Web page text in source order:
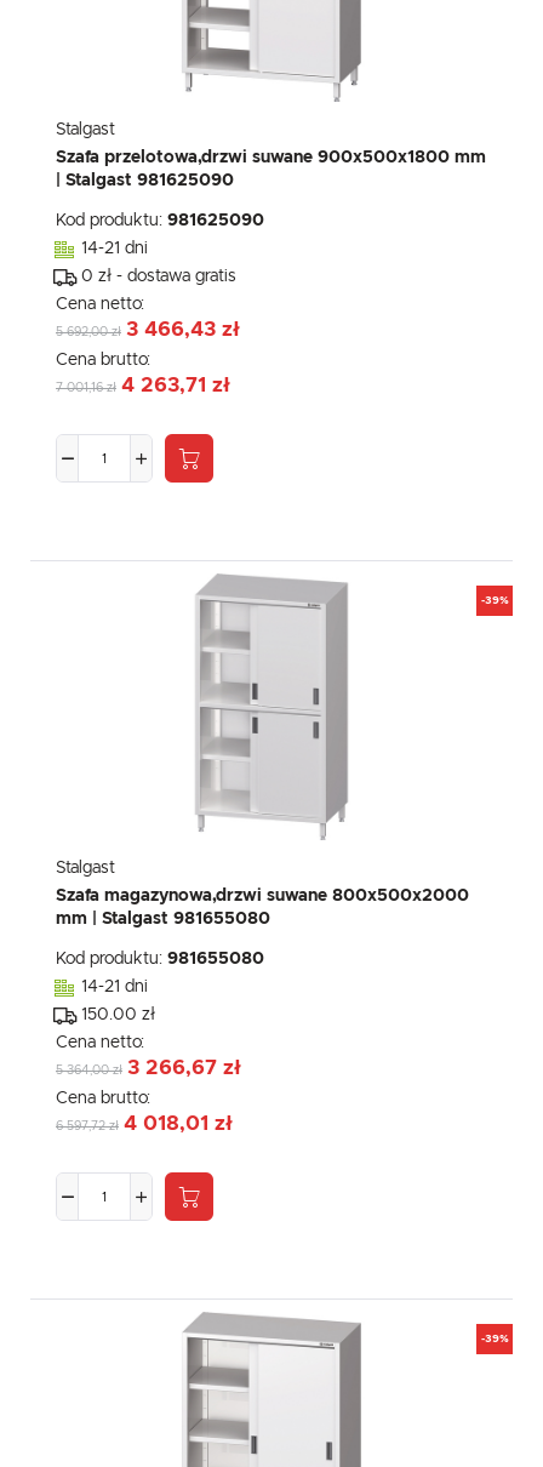
Stalgast
Szafa przelotowa,drzwi suwane 900x500x1800 mm
| Stalgast 981625090
Kod produktu: 981625090
14-21 dni
0 zł - dostawa gratis
Cena netto:
5 692,00 zł 3 466,43 zł
Cena brutto:
7 001,16 zł 4 263,71 zł
-39%
Stalgast
Szafa magazynowa,drzwi suwane 800x500x2000
mm | Stalgast 981655080
Kod produktu: 981655080
14-21 dni
150.00 zł
Cena netto:
5 364,00 zł 3 266,67 zł
Cena brutto:
6 597,72 zł 4 018,01 zł
-39%